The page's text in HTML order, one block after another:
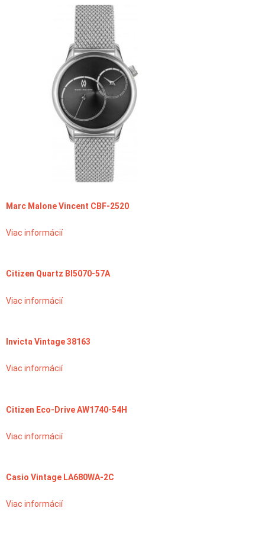
Marc Malone Vincent CBF-2520
Viac informácií
Citizen Quartz BI5070-57A
Viac informácií
Invicta Vintage 38163
Viac informácií
Citizen Eco-Drive AW1740-54H
Viac informácií
Casio Vintage LA680WA-2C
Viac informácií